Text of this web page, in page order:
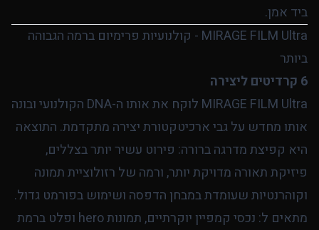
ביד אמן.
MIRAGE FILM Ultra - קולנועיות פרימיום ברמה הגבוהה
ביותר
6 קרדיטים ליצירה
MIRAGE FILM Ultra לוקח את אותו ה-DNA הקולנועי ובונה
אותו מחדש על גבי ארכיטקטורת יצירה מתקדמת. התוצאה
היא קפיצת מדרגה ברורה: פירוט עשיר יותר בצללים,
פיזיקת תאורה מדויקת יותר, ורמה של רזולוציית תמונה
וקוהרנטיות שעומדת במבחן הדפסה ושימוש בפורמט גדול.
מתאים ל: נכסי קמפיין יוקרתיים, תמונות hero ופלט ברמת